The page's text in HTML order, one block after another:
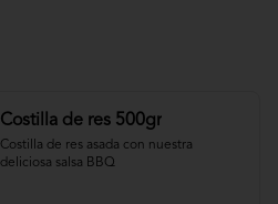
Costilla de res 500gr
Costilla de res asada con nuestra
deliciosa salsa BBQ